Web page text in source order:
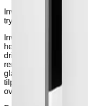
Inventus
trygghet
Inventus
helseinstitusjoner med
driftssikkerhet.
rengjøre, og leveres
glasshyller med 56 mm
tilpasset lagring av
oversiktlig oppbevaring.